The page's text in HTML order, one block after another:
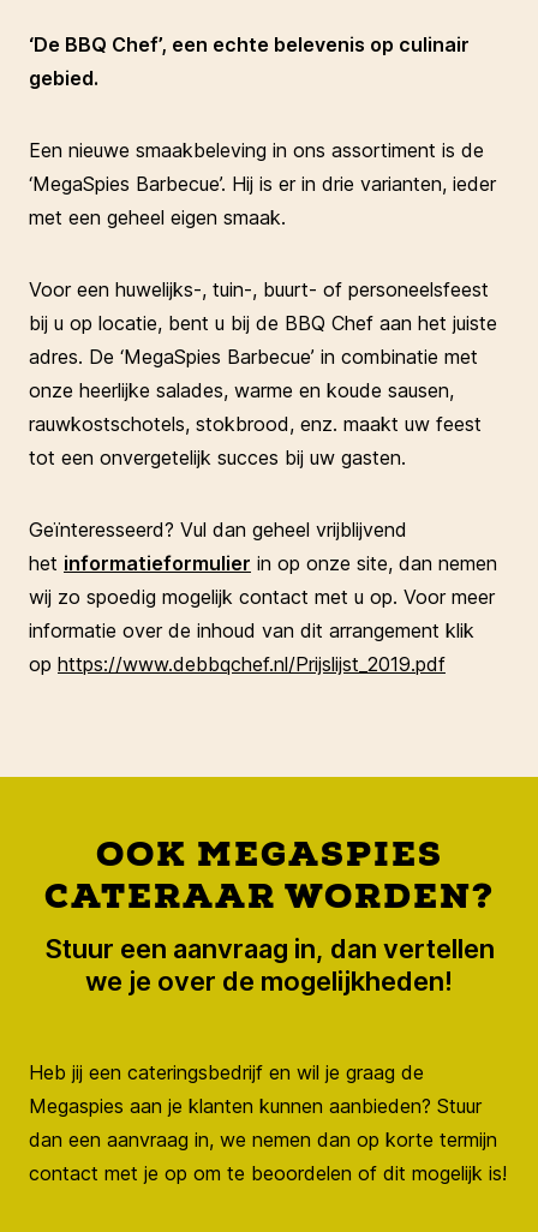
‘De BBQ Chef’, een echte belevenis op culinair
gebied.
Een nieuwe smaakbeleving in ons assortiment is de
‘MegaSpies Barbecue’. Hij is er in drie varianten, ieder
met een geheel eigen smaak.
Voor een huwelijks-, tuin-, buurt- of personeelsfeest
bij u op locatie, bent u bij de BBQ Chef aan het juiste
adres. De ‘MegaSpies Barbecue’ in combinatie met
onze heerlijke salades, warme en koude sausen,
rauwkostschotels, stokbrood, enz. maakt uw feest
tot een onvergetelijk succes bij uw gasten.
Geïnteresseerd? Vul dan geheel vrijblijvend
het informatieformulier in op onze site, dan nemen
wij zo spoedig mogelijk contact met u op. Voor meer
informatie over de inhoud van dit arrangement klik
op https://www.debbqchef.nl/Prijslijst_2019.pdf
OOK MEGASPIES
CATERAAR WORDEN?
Stuur een aanvraag in, dan vertellen
we je over de mogelijkheden!
Heb jij een cateringsbedrijf en wil je graag de
Megaspies aan je klanten kunnen aanbieden? Stuur
dan een aanvraag in, we nemen dan op korte termijn
contact met je op om te beoordelen of dit mogelijk is!